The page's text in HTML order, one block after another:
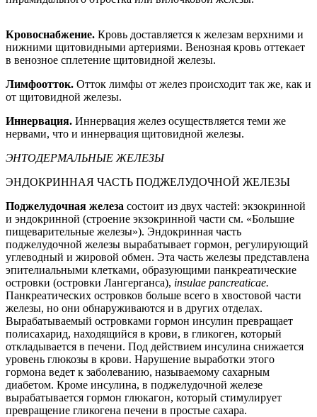
Кровоснабжение. Кровь доставляется к железам верхними и
нижними щитовидными артериями. Венозная кровь оттекает
в венозное сплетение щитовидной железы.
Лимфоотток. Отток лимфы от желез происходит так же, как и
от щитовидной железы.
Иннервация. Иннервация желез осуществляется теми же
нервами, что и иннервация щитовидной железы.
ЭНТОДЕРМАЛЬНЫЕ ЖЕЛЕЗЫ
ЭНДОКРИННАЯ ЧАСТЬ ПОДЖЕЛУДОЧНОЙ ЖЕЛЕЗЫ
Поджелудочная железа состоит из двух частей: экзокринной
и эндокринной (строение экзокринной части см. «Большие
пищеварительные железы»). Эндокринная часть
поджелудочной железы вырабатывает гормон, регулирующий
углеводный и жировой обмен. Эта часть железы представлена
эпителиальными клетками, образующими панкреатические
островки (островки Лангерганса), insulae pancreaticae.
Панкреатических островков больше всего в хвостовой части
железы, но они обнаруживаются и в других отделах.
Вырабатываемый островками гормон инсулин превращает
полисахарид, находящийся в крови, в гликоген, который
откладывается в печени. Под действием инсулина снижается
уровень глюкозы в крови. Нарушение выработки этого
гормона ведет к заболеванию, называемому сахарным
диабетом. Кроме инсулина, в поджелудочной железе
вырабатывается гормон глюкагон, который стимулирует
превращение гликогена печени в простые сахара.